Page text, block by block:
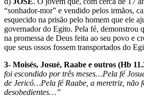
“sonhador-mor” e vendido pelos irmãos,
esquecido na prisão pelo homem que ele
governador do Egito. Pela fé, demonstrou
na promessa de Deus feita ao seu povo e
que seus ossos fossem transportados do
3- Moisés, Josué, Raabe e outros (Hb
foi escondido por três meses…Pela fé
de Jericó…Pela fé Raabe, a meretriz, não
desobedientes…”